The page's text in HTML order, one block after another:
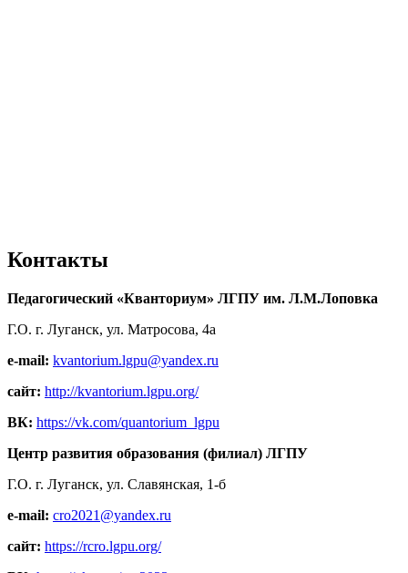
Контакты
Педагогический «Кванториум» ЛГПУ им. Л.М.Лоповка
Г.О. г. Луганск, ул. Матросова, 4а
e-mail: kvantorium.lgpu@yandex.ru
сайт: http://kvantorium.lgpu.org/
ВК: https://vk.com/quantorium_lgpu
Центр развития образования (филиал) ЛГПУ
Г.О. г. Луганск, ул. Славянская, 1-б
e-mail: cro2021@yandex.ru
сайт: https://rcro.lgpu.org/